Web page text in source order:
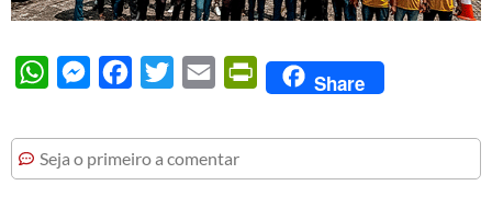
WhatsAppMessengerFacebook
Twitter Email PrintFriendly
Share
Seja o primeiro a comentar